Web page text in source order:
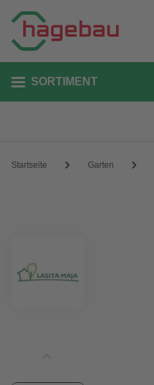
SORTIMENT
Startseite Garten